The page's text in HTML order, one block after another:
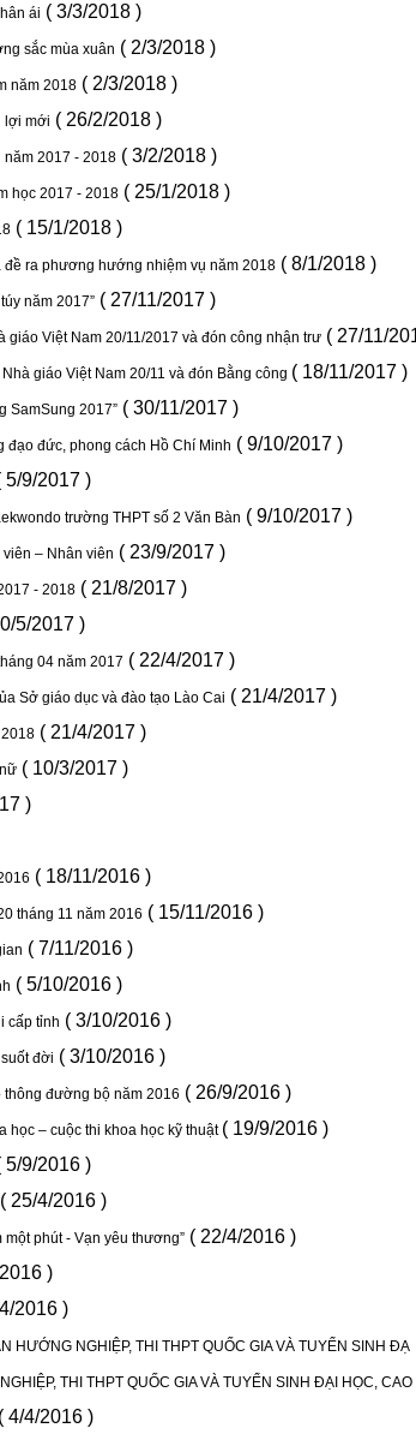
ái ( 3/3/2018 )
sắc mùa xuân ( 2/3/2018 )
năm 2018 ( 2/3/2018 )
lợi mới ( 26/2/2018 )
năm 2017 - 2018 ( 3/2/2018 )
học 2017 - 2018 ( 25/1/2018 )
( 15/1/2018 )
đề ra phương hướng nhiệm vụ năm 2018 ( 8/1/2018 )
năm 2017” ( 27/11/2017 )
giáo Việt Nam 20/11/2017 và đón công nhận trư ( 27/11/
giáo Việt Nam 20/11 và đón Bằng công ( 18/11/2017 )
SamSung 2017” ( 30/11/2017 )
đạo đức, phong cách Hồ Chí Minh ( 9/10/2017 )
5/9/2017 )
trường THPT số 2 Văn Bàn ( 9/10/2017 )
– Nhân viên ( 23/9/2017 )
- 2018 ( 21/8/2017 )
5/2017 )
04 năm 2017 ( 22/4/2017 )
Sở giáo dục và đào tạo Lào Cai ( 21/4/2017 )
( 21/4/2017 )
( 10/3/2017 )
)
( 18/11/2016 )
tháng 11 năm 2016 ( 15/11/2016 )
( 7/11/2016 )
( 5/10/2016 )
cấp tỉnh ( 3/10/2016 )
đời ( 3/10/2016 )
thông đường bộ năm 2016 ( 26/9/2016 )
học – cuộc thi khoa học kỹ thuật ( 19/9/2016 )
5/9/2016 )
( 25/4/2016 )
phút - Vạn yêu thương” ( 22/4/2016 )
)
2016 )
HƯỚNG NGHIỆP, THI THPT QUỐC GIA VÀ TUYỂN SINH ĐẠ
THI THPT QUỐC GIA VÀ TUYỂN SINH ĐẠI HỌC,
( 4/4/2016 )